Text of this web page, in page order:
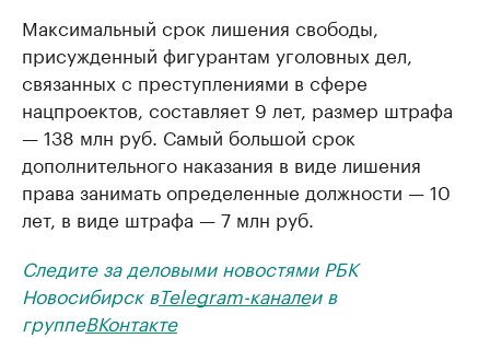
Максимальный срок лишения свободы,
присужденный фигурантам уголовных дел,
связанных с преступлениями в сфере
нацпроектов, составляет 9 лет, размер штрафа
— 138 млн руб. Самый большой срок
дополнительного наказания в виде лишения
права занимать определенные должности — 10
лет, в виде штрафа — 7 млн руб.
Следите за деловыми новостями РБК
Новосибирск вTelegram-каналеи в
группеВКонтакте